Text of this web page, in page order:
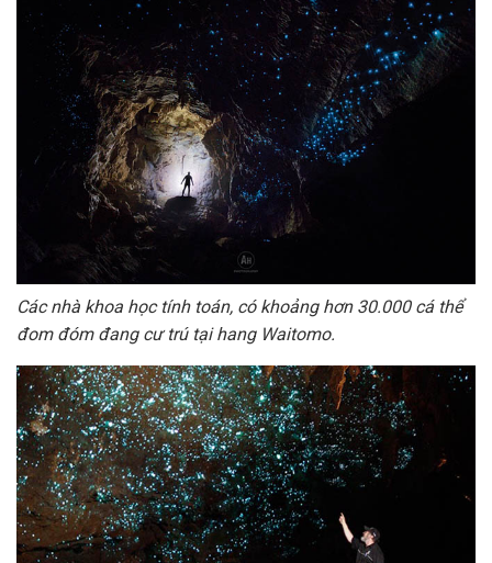
Các nhà khoa học tính toán, có khoảng hơn 30.000 cá thể
đom đóm đang cư trú tại hang Waitomo.